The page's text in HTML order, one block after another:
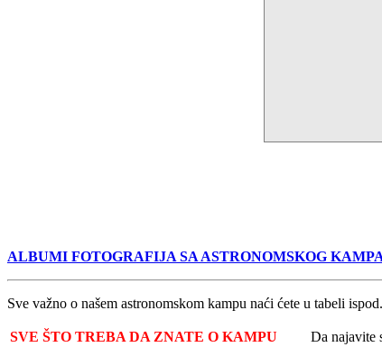
ALBUMI FOTOGRAFIJA SA ASTRONOMSKOG
Sve važno o našem astronomskom kampu naći ćete u tabeli
SVE ŠTO TREBA DA ZNATE O KAMPU Da najavite